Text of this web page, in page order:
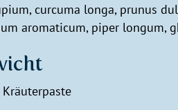
curcuma longa, prunus
aromaticum, piper longum,